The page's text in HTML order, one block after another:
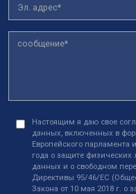
Настоящим я даю свое
данных, включенных в
Европейского парламента
года о защите физических
данных и о свободном
Директивы 95/46/EC
Закона от 10 мая 2018 г. о